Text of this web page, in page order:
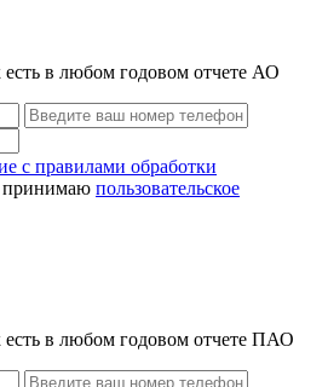
в любом годовом отчете АО
с правилами обработки
принимаю пользовательское
в любом годовом отчете ПАО